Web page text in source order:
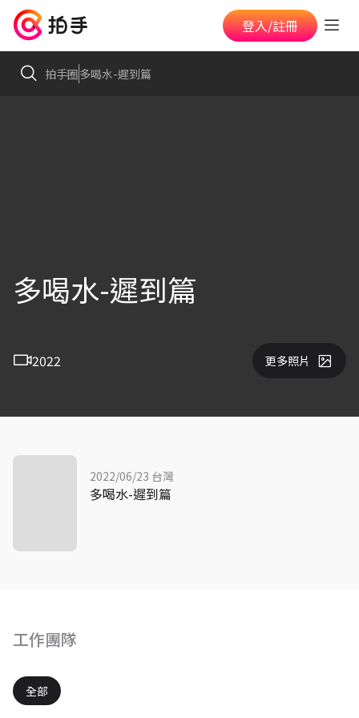
登入/註冊
拍手圈多喝水-遲到篇
多喝水-遲到篇
2022 更多照片
工作團隊
全部
2022/06/23 台灣
多喝水-遲到篇